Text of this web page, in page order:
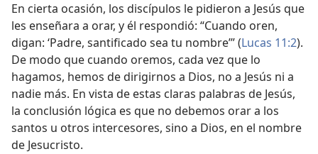
En cierta ocasión, los discípulos le pidieron a Jesús que
les enseñara a orar, y él respondió: “Cuando oren,
digan: ‘Padre, santificado sea tu nombre’” (Lucas 11:2).
De modo que cuando oremos, cada vez que lo
hagamos, hemos de dirigirnos a Dios, no a Jesús ni a
nadie más. En vista de estas claras palabras de Jesús,
la conclusión lógica es que no debemos orar a los
santos u otros intercesores, sino a Dios, en el nombre
de Jesucristo.